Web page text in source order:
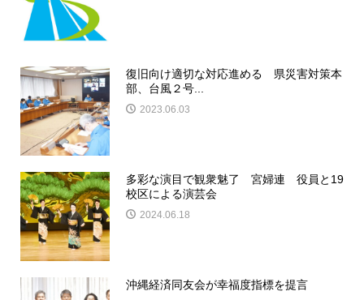
復旧向け適切な対応進める 県災害対策本
部、台風２号...
2023.06.03
多彩な演目で観衆魅了 宮婦連 役員と19
校区による演芸会
2024.06.18
沖縄経済同友会が幸福度指標を提言